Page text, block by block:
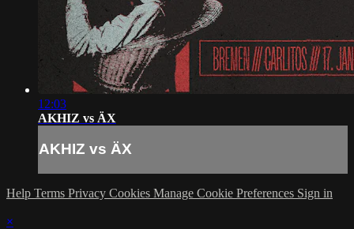
12:03
AKHIZ vs ÄX
AKHIZ vs ÄX
Help Terms Privacy Cookies Manage Cookie Preferences Sign in
×